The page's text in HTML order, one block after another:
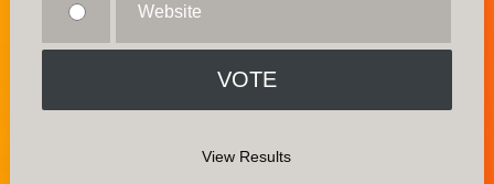
Website
View Results